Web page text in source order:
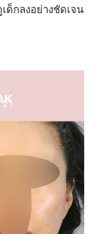
ด็กลงอย่างชัดเจน